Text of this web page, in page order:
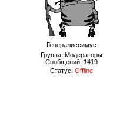
Генералиссимус
Группа: Модераторы
Сообщений: 1419
Статус: Offline